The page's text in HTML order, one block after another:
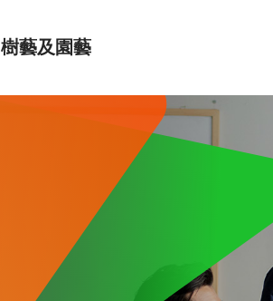
樹藝及園藝